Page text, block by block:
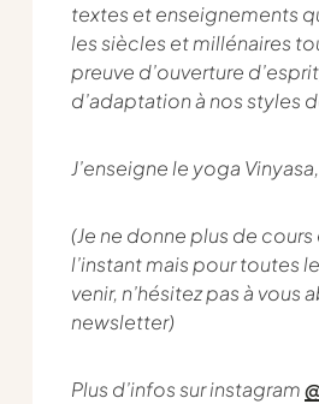
textes et enseignements
les siècles et millénaires
preuve d’ouverture
d’adaptation à nos styles
J’enseigne le yoga
(Je ne donne plus de
l’instant mais pour toutes
venir, n’hésitez pas à vous
newsletter)
Plus d’infos sur instagram